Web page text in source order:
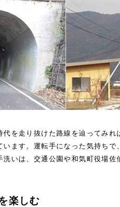
代を走り抜けた路線を辿ってみ
います。運転手になった気持ち
洗いは、交通公園や和気町役場
楽しむ